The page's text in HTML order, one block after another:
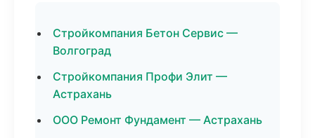
Стройкомпания Бетон Сервис —
Волгоград
Стройкомпания Профи Элит —
Астрахань
ООО Ремонт Фундамент — Астрахань